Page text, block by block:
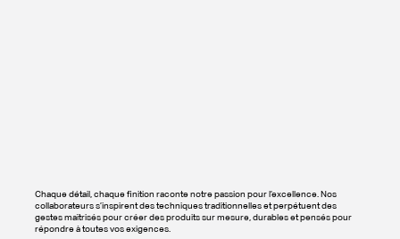
Chaque détail, chaque finition raconte notre passion pour l’excellence. Nos
collaborateurs s’inspirent des techniques traditionnelles et perpétuent des
gestes maîtrisés pour créer des produits sur mesure, durables et pensés pour
répondre à toutes vos exigences.